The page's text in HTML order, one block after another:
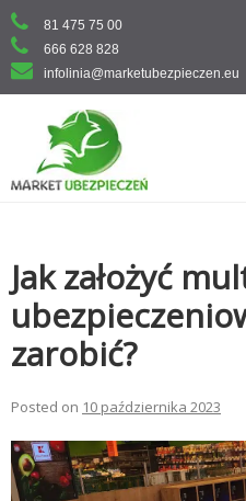
Skip
to
content
81 475 75 00
666 628 828
infolinia@marketubezpieczen.eu
Jak założyć
zarobić?
Posted on 10 października 2023